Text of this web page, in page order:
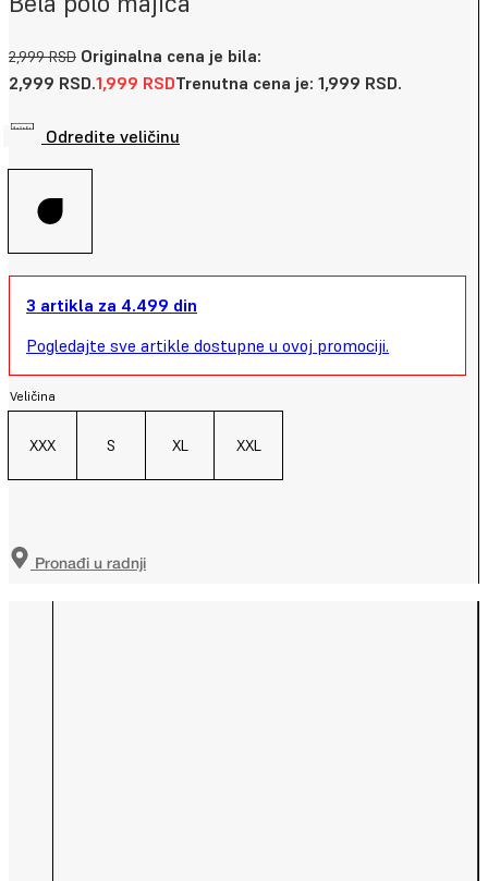
2,999RSD Originalna cena je bila:
2,999 RSD.1,999 RSDTrenutna cena je: 1,999 RSD.
Odredite veličinu
3 artikla za 4.499 din
Pogledajte sve artikle dostupne u ovoj promociji.
Veličina
XXX S XL XXL
Pronađi u radnji